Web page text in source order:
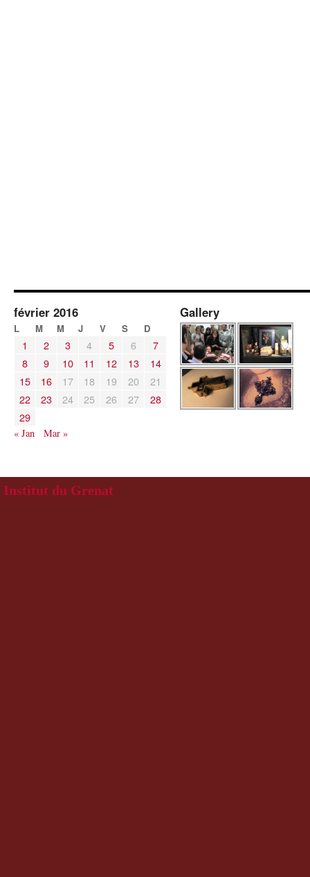
février 2016
L M M J V S D
1 2 3 4 5 6
7
8
9 10 11 12 13
14
15
16 17 18 19 20
21
22
23 24 25 26 27
28
29
« Jan Mar »
Gallery
Institut du Grenat